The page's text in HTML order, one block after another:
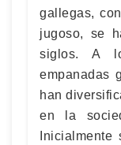
gallegas,
jugoso, se
siglos. A
empanadas
han
en la